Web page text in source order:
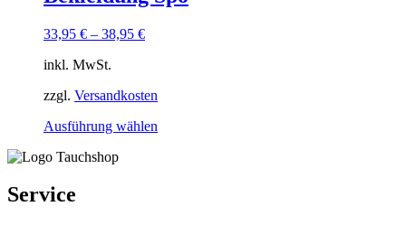
Optionen
werden
33,95 € – 38,95 €
inkl. MwSt.
zzgl. Versandkosten
Ausführung wählen
Service